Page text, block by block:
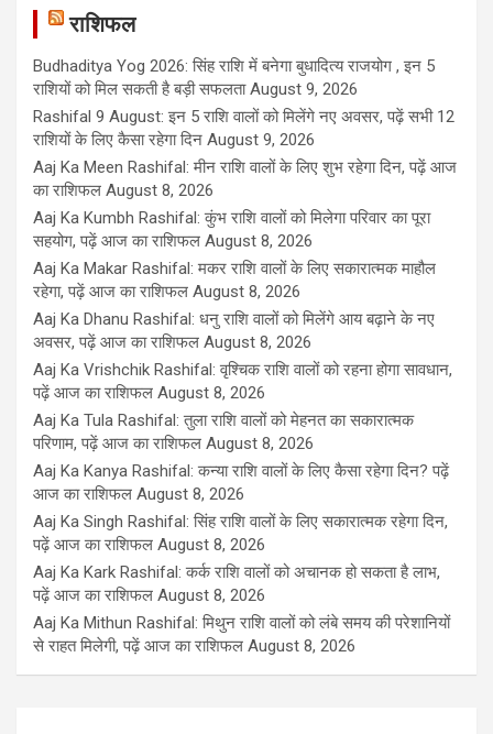
राशिफल
Budhaditya Yog 2026: सिंह राशि में बनेगा बुधादित्य राजयोग , इन 5
राशियों को मिल सकती है बड़ी सफलता August 9, 2026
Rashifal 9 August: इन 5 राशि वालों को मिलेंगे नए अवसर, पढ़ें सभी 12
राशियों के लिए कैसा रहेगा दिन August 9, 2026
Aaj Ka Meen Rashifal: मीन राशि वालों के लिए शुभ रहेगा दिन, पढ़ें आज
का राशिफल August 8, 2026
Aaj Ka Kumbh Rashifal: कुंभ राशि वालों को मिलेगा परिवार का पूरा
सहयोग, पढ़ें आज का राशिफल August 8, 2026
Aaj Ka Makar Rashifal: मकर राशि वालों के लिए सकारात्मक माहौल
रहेगा, पढ़ें आज का राशिफल August 8, 2026
Aaj Ka Dhanu Rashifal: धनु राशि वालों को मिलेंगे आय बढ़ाने के नए
अवसर, पढ़ें आज का राशिफल August 8, 2026
Aaj Ka Vrishchik Rashifal: वृश्चिक राशि वालों को रहना होगा सावधान,
पढ़ें आज का राशिफल August 8, 2026
Aaj Ka Tula Rashifal: तुला राशि वालों को मेहनत का सकारात्मक
परिणाम, पढ़ें आज का राशिफल August 8, 2026
Aaj Ka Kanya Rashifal: कन्या राशि वालों के लिए कैसा रहेगा दिन? पढ़ें
आज का राशिफल August 8, 2026
Aaj Ka Singh Rashifal: सिंह राशि वालों के लिए सकारात्मक रहेगा दिन,
पढ़ें आज का राशिफल August 8, 2026
Aaj Ka Kark Rashifal: कर्क राशि वालों को अचानक हो सकता है लाभ,
पढ़ें आज का राशिफल August 8, 2026
Aaj Ka Mithun Rashifal: मिथुन राशि वालों को लंबे समय की परेशानियों
से राहत मिलेगी, पढ़ें आज का राशिफल August 8, 2026